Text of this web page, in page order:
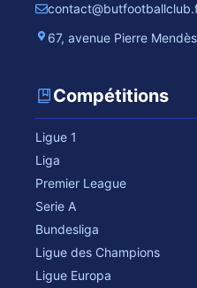
67, avenue Pierre
Compétitions
Ligue 1
Liga
Premier League
Serie A
Bundesliga
Ligue des Champions
Ligue Europa